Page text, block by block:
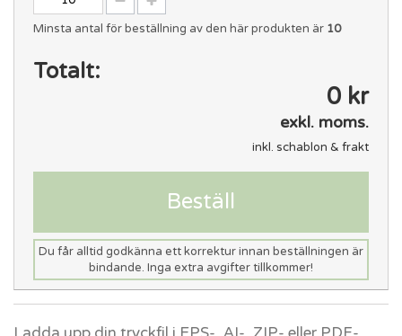
Minsta antal för beställning av den här produkten är 10
Totalt:
0 kr
exkl. moms.
inkl. schablon & frakt
Beställ
Du får alltid godkänna ett korrektur innan beställningen är
bindande. Inga extra avgifter tillkommer!